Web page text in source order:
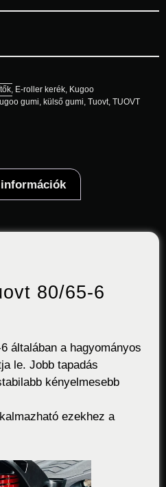
, E-roller kerék, Kugoo
gumi, külső gumi, Tuovt, TUOVT
80/65-6
általában a hagyományos
le. Jobb tapadás
kényelmesebb
ezekhez a